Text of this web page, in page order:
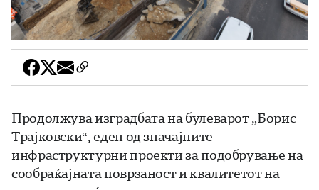
Продолжува изградбата на булеварот „Борис
Трајковски“, еден од значајните
инфраструктурни проекти за подобрување на
сообраќајната поврзаност и квалитетот на